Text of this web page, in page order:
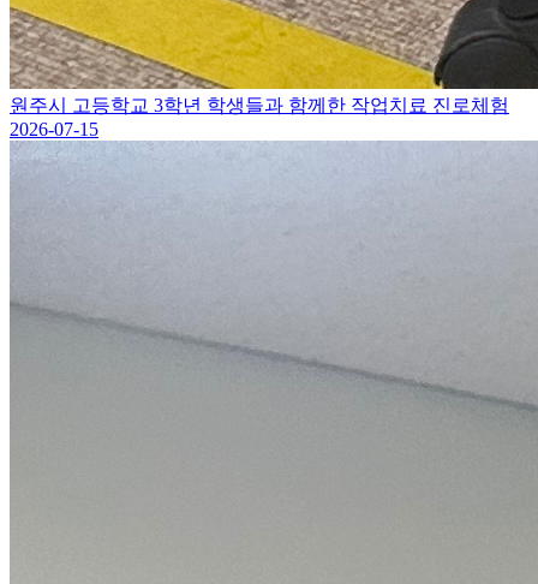
원주시 고등학교 3학년 학생들과 함께한 작업치료 진로체험
2026-07-15